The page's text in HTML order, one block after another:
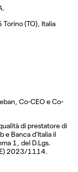
(TO), Italia
Co-CEO e Co-
di prestatore di
e Banca d’Italia il
1, del D.Lgs.
2023/1114.